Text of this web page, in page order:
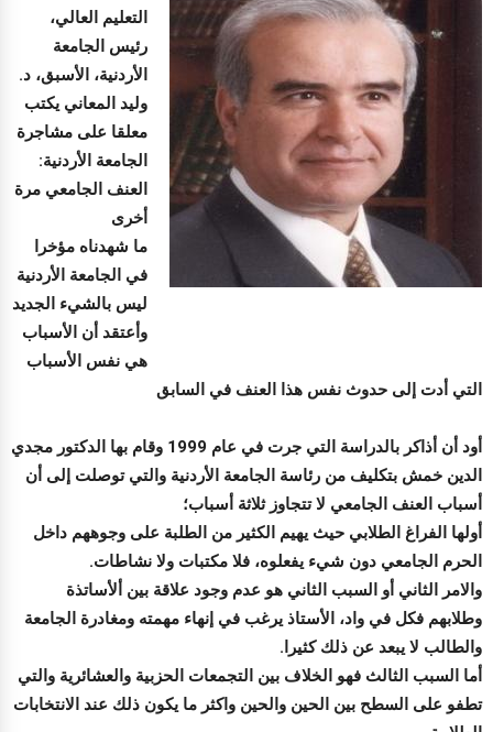
التعليم العالي،
رئيس الجامعة
الأردنية، الأسبق، د.
وليد المعاني يكتب
معلقا على مشاجرة
الجامعة الأردنية:
‏العنف الجامعي مرة
أخرى
‏ما شهدناه مؤخرا
في الجامعة الأردنية
ليس بالشيء الجديد
وأعتقد أن الأسباب
هي نفس الأسباب
التي أدت إلى حدوث نفس هذا العنف في السابق
أود أن أذاكر بالدراسة التي جرت في عام 1999 وقام بها الدكتور مجدي
الدين خمش بتكليف من رئاسة الجامعة الأردنية والتي توصلت إلى أن
أسباب العنف الجامعي لا تتجاوز ثلاثة أسباب؛
أولها الفراغ الطلابي حيث يهيم الكثير من الطلبة على وجوههم داخل
الحرم الجامعي دون شيء يفعلوه، فلا مكتبات ولا نشاطات.
والامر الثاني أو السبب الثاني هو عدم وجود علاقة بين ألأساتذة
وطلابهم فكل في واد، الأستاذ يرغب في إنهاء مهمته ومغادرة الجامعة
والطالب لا يبعد عن ذلك كثيرا.
أما السبب الثالث فهو الخلاف بين التجمعات الحزبية والعشائرية والتي
تطفو على السطح بين الحين والحين واكثر ما يكون ذلك عند الانتخابات